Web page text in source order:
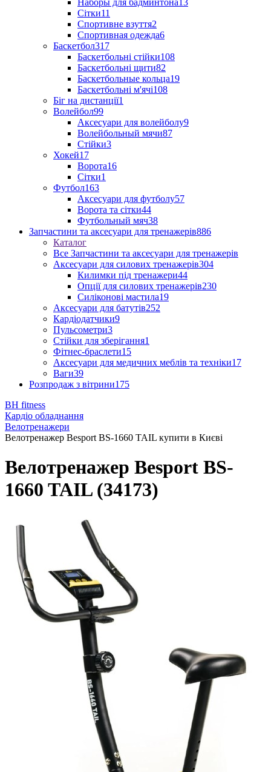
Наборы для бадминтона13
Сітки11
Спортивне взуття2
Спортивная одежда6
Баскетбол317
Баскетбольні стійки108
Баскетбольні щити82
Баскетбольные кольца19
Баскетбольні м'ячі108
Біг на дистанції1
Волейбол99
Аксесуари для волейболу9
Волейбольный мячи87
Стійки3
Хокей17
Ворота16
Сітки1
Футбол163
Аксесуари для футболу57
Ворота та сітки44
Футбольный мяч38
Запчастини та аксесуари для тренажерів886
Каталог
Все Запчастини та аксесуари для тренажерів
Аксесуари для силових тренажерів304
Килимки під тренажери44
Опції для силових тренажерів230
Силіконові мастила19
Аксесуари для батутів252
Кардіодатчики9
Пульсометри3
Стійки для зберігання1
Фітнес-браслети15
Аксесуари для медичних меблів та техніки17
Ваги39
Розпродаж з вітрини175
BH fitness
Кардіо обладнання
Велотренажери
Велотренажер Besport BS-1660 TAIL купити в Києві
Велотренажер Besport BS-
1660 TAIL (34173)